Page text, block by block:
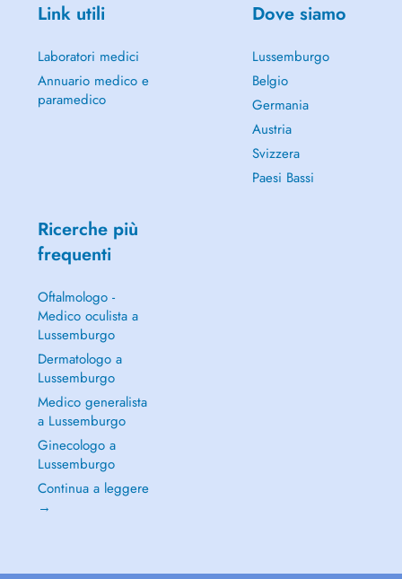
Link utili
Laboratori medici
Annuario medico e
paramedico
Dove siamo
Lussemburgo
Belgio
Germania
Austria
Svizzera
Paesi Bassi
Ricerche più
frequenti
Oftalmologo -
Medico oculista a
Lussemburgo
Dermatologo a
Lussemburgo
Medico generalista
a Lussemburgo
Ginecologo a
Lussemburgo
Continua a leggere
→